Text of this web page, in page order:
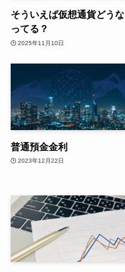
そういえば仮想通貨どうな
ってる？
2025年11月10日
普通預金金利
2023年12月22日